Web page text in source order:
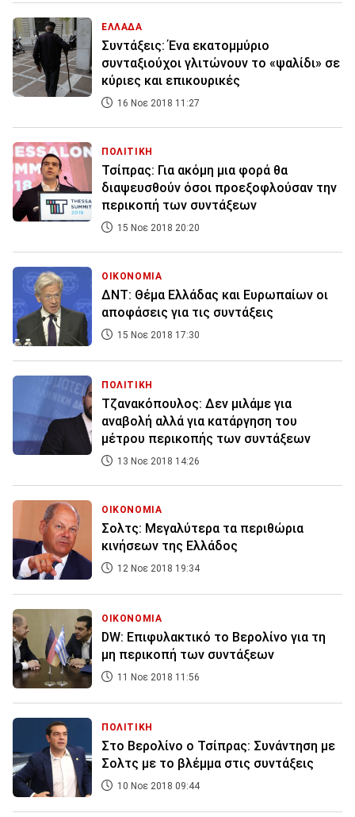
ΕΛΛΑΔΑ
Συντάξεις: Ένα εκατομμύριο
συνταξιούχοι γλιτώνουν το «ψαλίδι» σε
κύριες και επικουρικές
16 Νοε 2018 11:27
ΠΟΛΙΤΙΚΗ
Τσίπρας: Για ακόμη μια φορά θα
διαψευσθούν όσοι προεξοφλούσαν την
περικοπή των συντάξεων
15 Νοε 2018 20:20
ΟΙΚΟΝΟΜΙΑ
ΔΝΤ: Θέμα Ελλάδας και Ευρωπαίων οι
αποφάσεις για τις συντάξεις
15 Νοε 2018 17:30
ΠΟΛΙΤΙΚΗ
Τζανακόπουλος: Δεν μιλάμε για
αναβολή αλλά για κατάργηση του
μέτρου περικοπής των συντάξεων
13 Νοε 2018 14:26
ΟΙΚΟΝΟΜΙΑ
Σολτς: Μεγαλύτερα τα περιθώρια
κινήσεων της Ελλάδος
12 Νοε 2018 19:34
ΟΙΚΟΝΟΜΙΑ
DW: Επιφυλακτικό το Βερολίνο για τη
μη περικοπή των συντάξεων
11 Νοε 2018 11:56
ΠΟΛΙΤΙΚΗ
Στο Βερολίνο ο Τσίπρας: Συνάντηση με
Σολτς με το βλέμμα στις συντάξεις
10 Νοε 2018 09:44